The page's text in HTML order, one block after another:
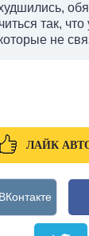
так,
не
ЛАЙК